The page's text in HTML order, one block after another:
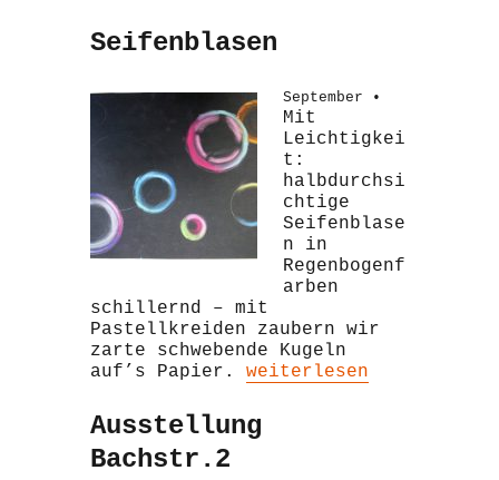
Seifenblasen
September •
Mit
Leichtigkei
t:
halbdurchsi
chtige
Seifenblase
n in
Regenbogenf
arben
schillernd – mit
Pastellkreiden zaubern wir
zarte schwebende Kugeln
auf’s Papier. „Seifenblasen“
weiterlesen
Ausstellung
Bachstr.2